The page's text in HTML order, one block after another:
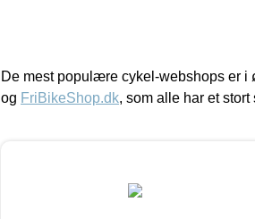
De mest populære cykel-webshops er i
og FriBikeShop.dk, som alle har et